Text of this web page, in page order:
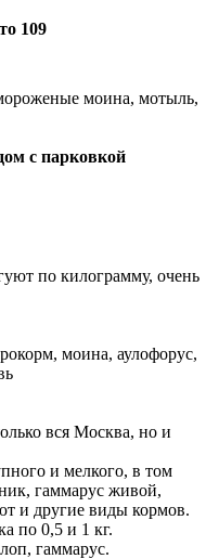
109
моина, мотыль,
с парковкой
по килограмму, очень
моина, аулофорус,
вся Москва, но и
и мелкого, в том
гаммарус живой,
и другие виды кормов.
по 0,5 и 1 кг.
гаммарус.